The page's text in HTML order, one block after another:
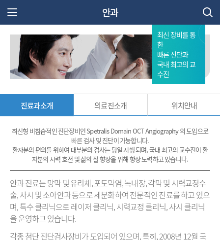
안과
최신 장비를 통
한
빠른 진단과
국내 최고의 교
수진
진료과소개 의료진소개 위치안내
최신형 비침습적인 진단장비인 Spetralis Domain OCT Angiography 의 도입으로
빠른 검사 및 진단이 가능합니다.
환자분의 편의를 위하여 대부분의 검사는 당일 시행 되며, 국내 최고의 교수진이 환
자분의 시력 호전 및 삶의 질 향상을 위해 항상 노력하고 있습니다.
안과진료는망막및유리체,포도막염,녹내장,각막및 시력교정수
술,사시 및소아안과등으로세분화하여전문적인진료를하고있으
며,특수클리닉으로레이저 클리닉,시력교정 클리닉,사시 클리닉
을운영하고있습니다.
각종첨단진단검사장비가도입되어 있으며,특히, 2008년 12월 국